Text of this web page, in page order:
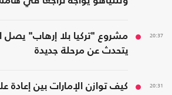
20:37
مشروع "تركيا بلا إرهاب" يصل
يتحدث عن مرحلة جديدة
20:31
كيف توازن الإمارات بين إعادة